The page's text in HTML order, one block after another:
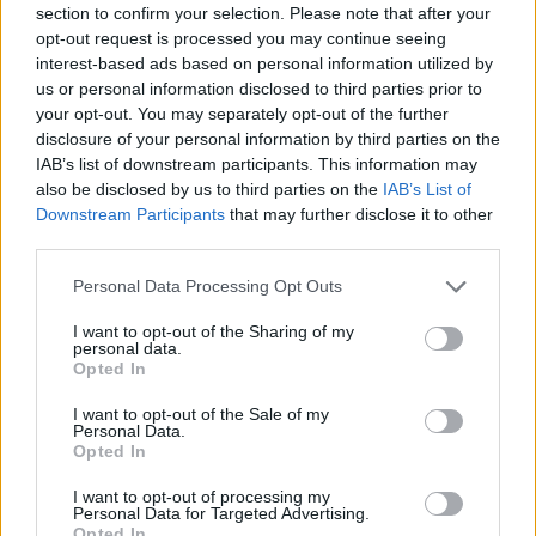
section to confirm your selection. Please note that after your
opt-out request is processed you may continue seeing
interest-based ads based on personal information utilized by
us or personal information disclosed to third parties prior to
your opt-out. You may separately opt-out of the further
disclosure of your personal information by third parties on the
IAB’s list of downstream participants. This information may
also be disclosed by us to third parties on the IAB’s List of
Downstream Participants that may further disclose it to other
Please note that this website/app uses one or more Google
not limited to your visit or usage behaviour. You may click to
grant or deny consent to Google and its third-party tags to
use your data for below specified purposes in below Google
consent section.
Personal Data Processing Opt Outs
I want to opt-out of the Sharing of my
personal data.
Opted In
I want to opt-out of the Sale of my
Personal Data.
Opted In
I want to opt-out of processing my
Personal Data for Targeted Advertising.
momenti più decisivi, in particolare la sessione
di qualifica del sabato pomeriggio.
In sintesi, Monaco è un mosaico di fascino e
tensione: una pista che premia la precisione e
punisce ogni approssimazione. Per chi segue il
campionato, il weekend monegasco rappresenta
sempre una prova a sé, capace di consegnare
momenti memorabili e, talvolta, colpi di scena
AUTORE
Ilaria Mauri
giornalismo sportivo dopo una notte al
Dall'Ara durante una partita decisiva: oggi